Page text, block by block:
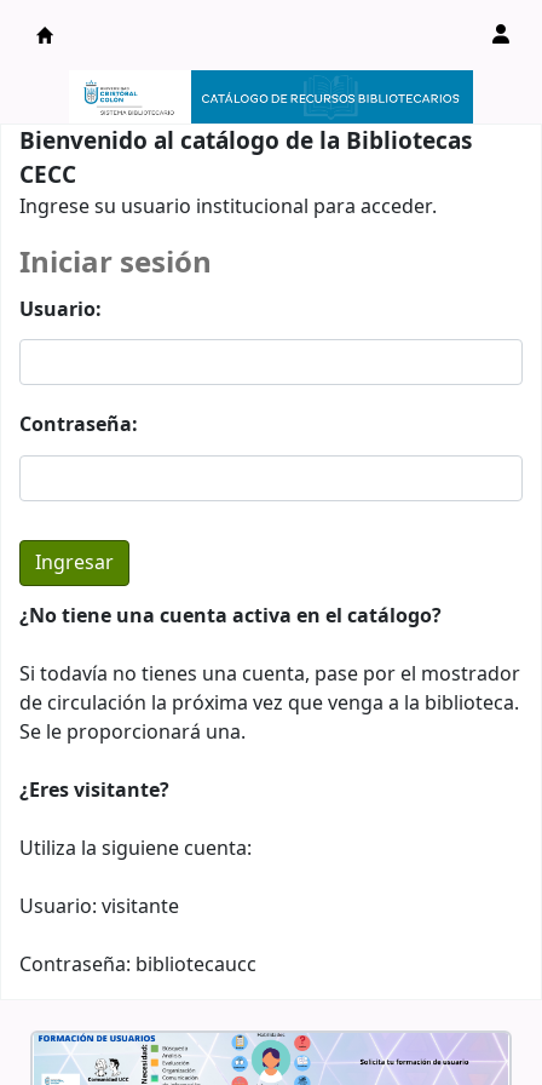
Catálogo en línea
Bienvenido al catálogo de la Bibliotecas
CECC
Ingrese su usuario institucional para acceder.
Iniciar sesión
Usuario:
Contraseña:
¿No tiene una cuenta activa en el catálogo?
Si todavía no tienes una cuenta, pase por el mostrador
de circulación la próxima vez que venga a la biblioteca.
Se le proporcionará una.
¿Eres visitante?
Utiliza la siguiene cuenta:
Usuario: visitante
Contraseña: bibliotecaucc